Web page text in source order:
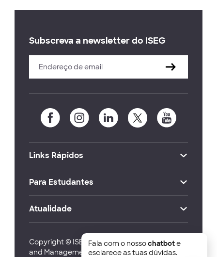
Subscreva a newsletter do ISEG
Links Rápidos
Para Estudantes
Atualidade
Copyright © ISEG Lisbon School of Economics
and Management 2026
Fala com o nossochatbote
esclarece as tuas dúvidas.